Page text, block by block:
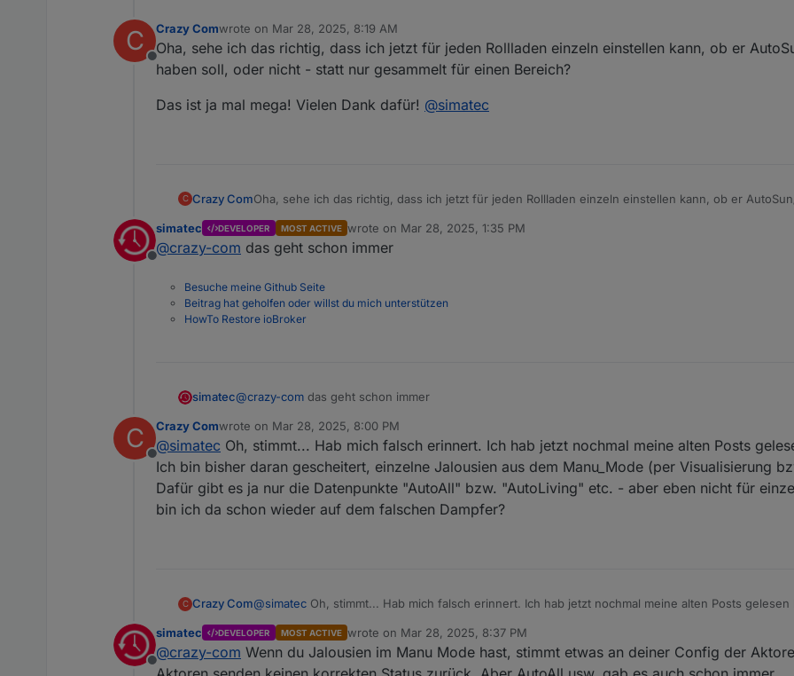
C
Offline
Crazy Comwrote on Mar 28, 2025, 8:19 AM
last edited by
Oha, sehe ich das richtig, dass ich jetzt für jeden Rollladen einzeln einstellen kann, ob er
haben soll, oder nicht - statt nur gesammelt für einen Bereich?
Das ist ja mal mega! Vielen Dank dafür! @simatec
C Crazy ComOha, sehe ich das richtig, dass ich jetzt für jeden Rollladen einzeln einstellen kann, ob er
Das ist ja mal mega! Vielen Dank dafür!@ simatec
Offline
simatec DEVELOPER MOST ACTIVE wrote on Mar 28, 2025, 1:35 PM
last edited by
@crazy-com das geht schon immer
Besuche meine Github Seite
Beitrag hat geholfen oder willst du mich unterstützen
HowTo Restore ioBroker
simatec@crazy-com das geht schon immer
C
Offline
Crazy Comwrote on Mar 28, 2025, 8:00 PM
last edited by
@simatec Oh, stimmt... Hab mich falsch erinnert. Ich hab jetzt nochmal meine alten Posts
Ich bin bisher daran gescheitert, einzelne Jalousien aus dem Manu_Mode (per Visualisierung
Dafür gibt es ja nur die Datenpunkte "AutoAll" bzw. "AutoLiving" etc. - aber eben nicht für
bin ich da schon wieder auf dem falschen Dampfer?
C Crazy Com@simatec Oh, stimmt... Hab mich falsch erinnert. Ich hab jetzt nochmal meine alten Posts gelesen
es ja nur die Datenpunkte "AutoAll" bzw. "AutoLiving" etc. - aber eben nicht für einzelne
schon wieder auf dem falschen Dampfer?
Offline
simatec DEVELOPER MOST ACTIVE wrote on Mar 28, 2025, 8:37 PM
last edited by
@crazy-com Wenn du Jalousien im Manu Mode hast, stimmt etwas an deiner Config der